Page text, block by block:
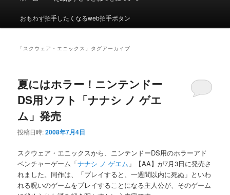
メ
おもわず拍手したくなるweb拍手ボタン
「 スクウェア・エニックス 」タグアーカイブ
夏にはホラー！ニンテンドー
DS用ソフト「ナナシ ノ ゲエ
ム」発売
投稿日時:2008年7月4日
スクウェア・エニックスから、ニンテンドーDS用のホラーアド
ベンチャーゲーム「ナナシ ノ ゲエム 」【AA】が7月3日に発売さ
れました。同作は、「プレイすると、一週間以内に死ぬ」といわ
れる呪いのゲームをプレイすることになる主人公が、そのゲーム